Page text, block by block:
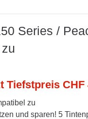
Series /
Tiefstpreis CHF
zu
und sparen! 5